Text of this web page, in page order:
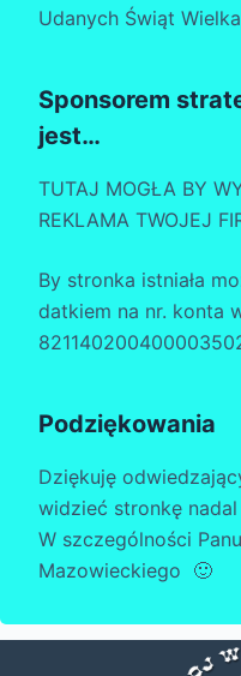
Udanych Świąt
Sponsorem
jest…
TUTAJ MOGŁA BY
REKLAMA TWOJEJ
By stronka istniała
datkiem na nr. konta
Podziękowania
Dziękuję
widzieć stronkę nadal
W szczególności
Mazowieckiego 🙂